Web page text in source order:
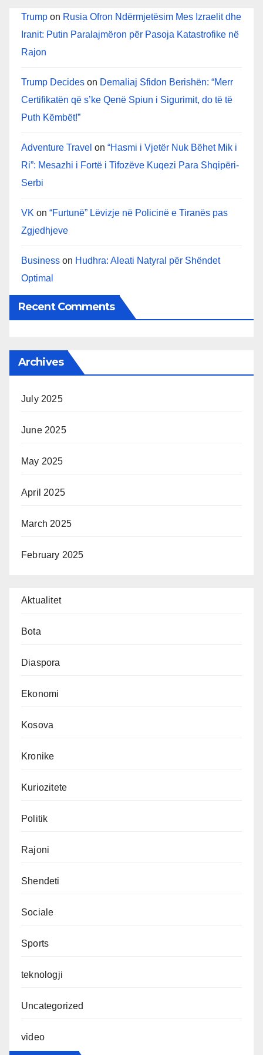
Trump on Rusia Ofron Ndërmjetësim Mes Izraelit dhe
Iranit: Putin Paralajmëron për Pasoja Katastrofike në
Rajon
Trump Decides on Demaliaj Sfidon Berishën: “Merr
Certifikatën që s’ke Qenë Spiun i Sigurimit, do të të
Puth Këmbët!”
Adventure Travel on “Hasmi i Vjetër Nuk Bëhet Mik i
Ri”: Mesazhi i Fortë i Tifozëve Kuqezi Para Shqipëri-
Serbi
VK on “Furtunë” Lëvizje në Policinë e Tiranës pas
Zgjedhjeve
Business on Hudhra: Aleati Natyral për Shëndet
Optimal
Recent Comments
Archives
July 2025
June 2025
May 2025
April 2025
March 2025
February 2025
Aktualitet
Bota
Diaspora
Ekonomi
Kosova
Kronike
Kuriozitete
Politik
Rajoni
Shendeti
Sociale
Sports
teknologji
Uncategorized
video